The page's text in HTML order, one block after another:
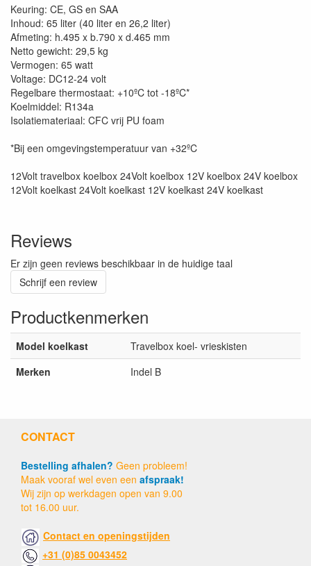
Keuring: CE, GS en SAA
Inhoud: 65 liter (40 liter en 26,2 liter)
Afmeting: h.495 x b.790 x d.465 mm
Netto gewicht: 29,5 kg
Vermogen: 65 watt
Voltage: DC12-24 volt
Regelbare thermostaat: +10ºC tot -18ºC*
Koelmiddel: R134a
Isolatiemateriaal: CFC vrij PU foam
*Bij een omgevingstemperatuur van +32ºC
12Volt travelbox koelbox 24Volt koelbox 12V koelbox 24V koelbox
12Volt koelkast 24Volt koelkast 12V koelkast 24V koelkast
Reviews
Er zijn geen reviews beschikbaar in de huidige taal
Schrijf een review
Productkenmerken
Model koelkast
Travelbox koel- vrieskisten
Merken
Indel B
CONTACT
Bestelling afhalen? Geen probleem!
Maak vooraf wel even een afspraak!
Wij zijn op werkdagen open van 9.00
tot 16.00 uur.
Contact en openingstijden
+31 (0)85 0043452